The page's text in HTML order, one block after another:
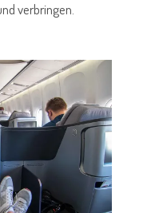
verbringen.